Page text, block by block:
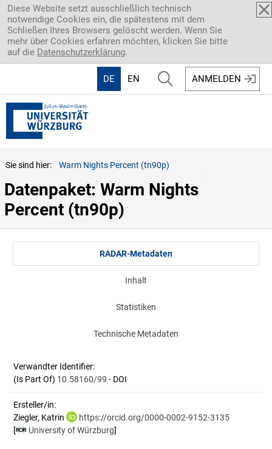
Direkt zum Inhalt
Diese Website setzt ausschließlich technisch
notwendige Cookies ein, die spätestens mit dem
Schließen Ihres Browsers gelöscht werden. Wenn Sie
mehr über Cookies erfahren möchten, klicken Sie bitte
auf die Datenschutzerklärung.
DE EN ANMELDEN
Sie sind hier: Warm Nights Percent (tn90p)
Datenpaket: Warm Nights
Percent (tn90p)
RADAR-Metadaten
Inhalt
Statistiken
Technische Metadaten
Verwandter Identifier:
(Is Part Of) 10.58160/99 - DOI
Ersteller/in:
Ziegler, Katrin
https://orcid.org/0000-0002-9152-3135
[
University of Würzburg]